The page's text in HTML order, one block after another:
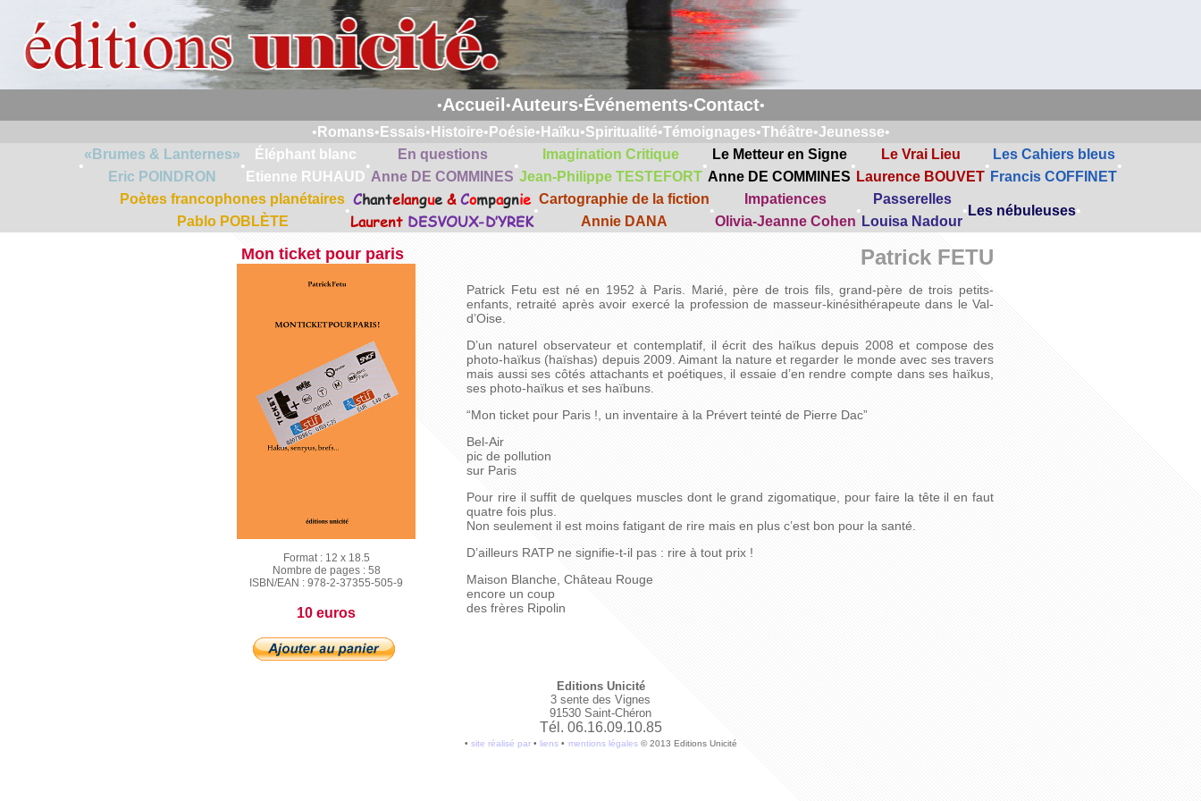
•Accueil •Auteurs•Événements•Contact•
• Romans• Essais• Histoire• Poésie• Haïku•Spiritualité•Témoignages•Théâtre•Jeunesse•
•
«Brumes & Lanternes»
Eric POINDRON
•
Éléphant blanc
Etienne RUHAUD
•
En questions
Anne DE COMMINES
•
Imagination Critique
Jean-Philippe TESTEFORT
•
Le Metteur en Signe
Anne DE COMMINES
•
Le Vrai Lieu
Laurence BOUVET
•
Les Cahiers bleus
Francis COFFINET
•
Poètes francophones planétaires
Pablo POBLÈTE
•
Chantelangue & Compagnie
Laurent DESVOUX-D’YREK
•
Cartographie de la fiction
Annie DANA
•
Impatiences
Olivia-Jeanne Cohen
•
Passerelles
Louisa Nadour
• Les nébuleuses•
Mon ticket pour paris
Format : 12 x 18.5
Nombre de pages : 58
ISBN/EAN : 978-2-37355-505-9
10 euros
Patrick FETU
Patrick Fetu est né en 1952 à Paris. Marié, père de trois fils, grand-père de trois petits-
enfants, retraité après avoir exercé la profession de masseur-kinésithérapeute dans le Val-
d’Oise.
D’un naturel observateur et contemplatif, il écrit des haïkus depuis 2008 et compose des
photo-haïkus (haïshas) depuis 2009. Aimant la nature et regarder le monde avec ses travers
mais aussi ses côtés attachants et poétiques, il essaie d’en rendre compte dans ses haïkus,
ses photo-haïkus et ses haïbuns.
“Mon ticket pour Paris !, un inventaire à la Prévert teinté de Pierre Dac”
Bel-Air
pic de pollution
sur Paris
Pour rire il suffit de quelques muscles dont le grand zigomatique, pour faire la tête il en faut
quatre fois plus.
Non seulement il est moins fatigant de rire mais en plus c’est bon pour la santé.
D’ailleurs RATP ne signifie-t-il pas : rire à tout prix !
Maison Blanche, Château Rouge
encore un coup
des frères Ripolin
Editions Unicité
3 sente des Vignes
91530 Saint-Chéron
Tél. 06.16.09.10.85
• site réalisé par• liens • mentions légales© 2013 Editions Unicité